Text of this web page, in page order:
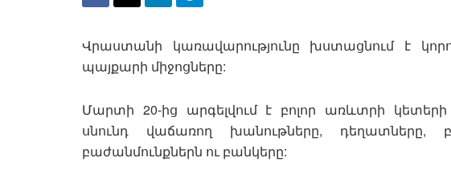
Վրաստանի կառավարությունը խստացնում է
պայքարի միջոցները:
Մարտի 20-ից արգելվում է բոլոր առևտրի
սնունդ վաճառող խանութները, դեղատները,
բաժանմունքներն ու բանկերը: